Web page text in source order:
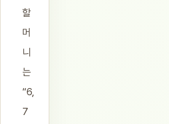
할
머
니
는
“6,
7